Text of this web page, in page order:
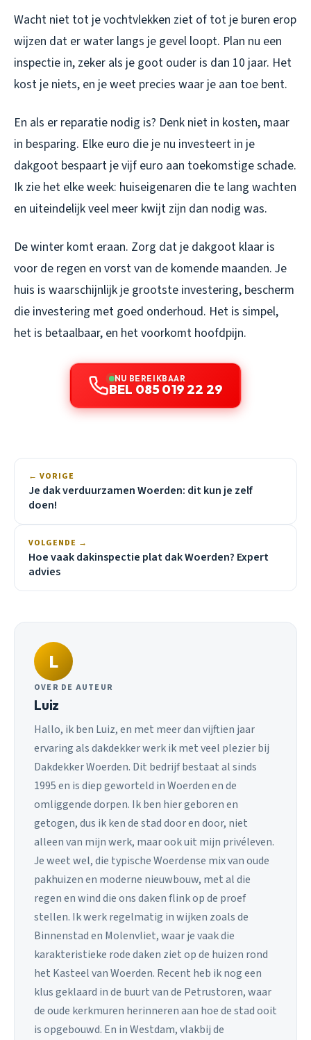
Wacht niet tot je vochtvlekken ziet of tot je buren erop
wijzen dat er water langs je gevel loopt. Plan nu een
inspectie in, zeker als je goot ouder is dan 10 jaar. Het
kost je niets, en je weet precies waar je aan toe bent.
En als er reparatie nodig is? Denk niet in kosten, maar
in besparing. Elke euro die je nu investeert in je
dakgoot bespaart je vijf euro aan toekomstige schade.
Ik zie het elke week: huiseigenaren die te lang wachten
en uiteindelijk veel meer kwijt zijn dan nodig was.
De winter komt eraan. Zorg dat je dakgoot klaar is
voor de regen en vorst van de komende maanden. Je
huis is waarschijnlijk je grootste investering, bescherm
die investering met goed onderhoud. Het is simpel,
het is betaalbaar, en het voorkomt hoofdpijn.
NU BEREIKBAAR
BEL 085 019 22 29
← VORIGE
Je dak verduurzamen Woerden: dit kun je zelf
doen!
VOLGENDE →
Hoe vaak dakinspectie plat dak Woerden? Expert
advies
L
OVER DE AUTEUR
Luiz
Hallo, ik ben Luiz, en met meer dan vijftien jaar
ervaring als dakdekker werk ik met veel plezier bij
Dakdekker Woerden. Dit bedrijf bestaat al sinds
1995 en is diep geworteld in Woerden en de
omliggende dorpen. Ik ben hier geboren en
getogen, dus ik ken de stad door en door, niet
alleen van mijn werk, maar ook uit mijn privéleven.
Je weet wel, die typische Woerdense mix van oude
pakhuizen en moderne nieuwbouw, met al die
regen en wind die ons daken flink op de proef
stellen. Ik werk regelmatig in wijken zoals de
Binnenstad en Molenvliet, waar je vaak die
karakteristieke rode daken ziet op de huizen rond
het Kasteel van Woerden. Recent heb ik nog een
klus geklaard in de buurt van de Petrustoren, waar
de oude kerkmuren herinneren aan hoe de stad ooit
is opgebouwd. En in Westdam, vlakbij de